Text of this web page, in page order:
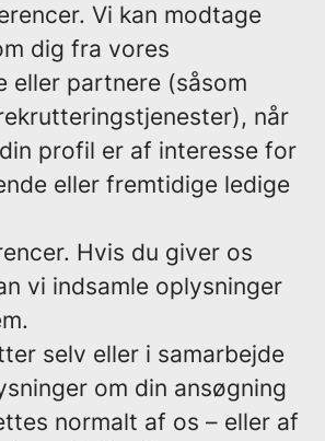
Vi kan modtage
dig fra vores
eller partnere (såsom
når
profil er af interesse for
eller fremtidige ledige
Hvis du giver os
vi indsamle oplysninger
selv eller i samarbejde
om din ansøgning
normalt af os – eller af